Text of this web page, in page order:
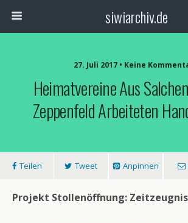
siwiarchiv.de
27. Juli 2017 • Keine
Heimatvereine Aus
Zeppenfeld Arbeiteten
Teilen Tweet Anpinnen
Projekt Stollenöffnung: